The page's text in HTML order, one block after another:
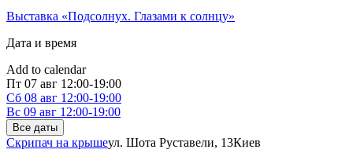
Выставка «Подсолнух. Глазами к солнцу»
Дата и время
Add to calendar
Пт 07 авг 12:00-19:00
Сб 08 авг 12:00-19:00
Вс 09 авг 12:00-19:00
Все даты
Скрипач на крышеул. Шота Руставели, 13Киев